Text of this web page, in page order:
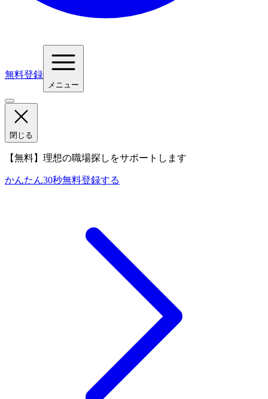
無料登録
メニュー
閉じる
【無料】理想の職場探しをサポートします
かんたん30秒無料登録する